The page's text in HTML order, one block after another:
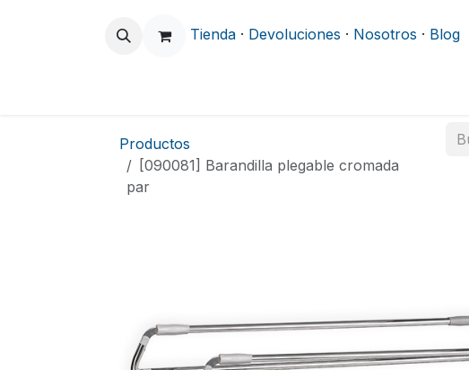
Tienda · Devoluciones · Nosotros · Blog
Productos
[090081] Barandilla plegable cromada
par